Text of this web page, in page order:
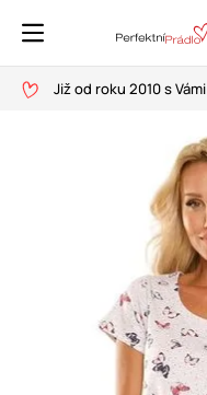
Již od roku 2010 s Vámi